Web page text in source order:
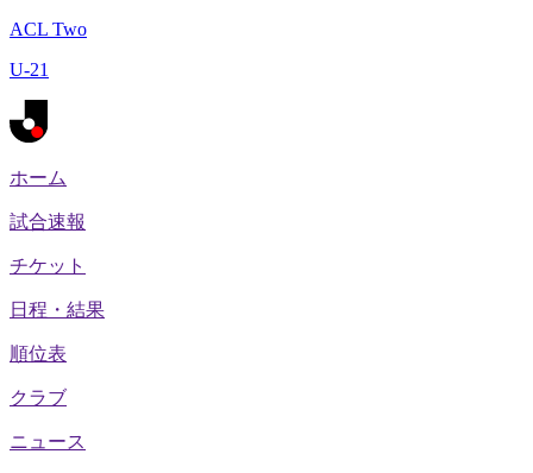
ACL Two
U-21
ホーム
試合速報
チケット
日程・結果
順位表
クラブ
ニュース